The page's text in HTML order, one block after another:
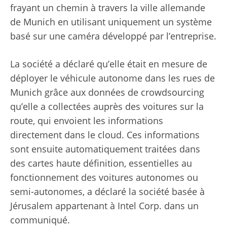
frayant un chemin à travers la ville allemande
de Munich en utilisant uniquement un système
basé sur une caméra développé par l’entreprise.
La société a déclaré qu’elle était en mesure de
déployer le véhicule autonome dans les rues de
Munich grâce aux données de crowdsourcing
qu’elle a collectées auprès des voitures sur la
route, qui envoient les informations
directement dans le cloud. Ces informations
sont ensuite automatiquement traitées dans
des cartes haute définition, essentielles au
fonctionnement des voitures autonomes ou
semi-autonomes, a déclaré la société basée à
Jérusalem appartenant à Intel Corp. dans un
communiqué.